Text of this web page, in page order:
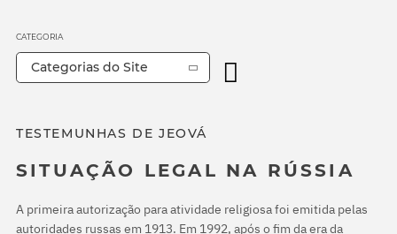
TESTEMUNHAS DE JEOVÁ
SITUAÇÃO LEGAL NA RÚSSIA
A primeira autorização para atividade religiosa foi emitida pelas
autoridades russas em 1913. Em 1992, após o fim da era da
CATEGORIA
Categorias do Site